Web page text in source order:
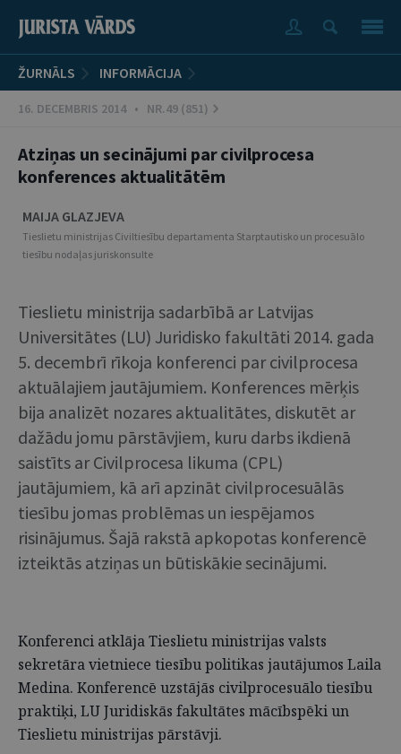
ŽURNĀLS INFORMĀCIJA
16. DECEMBRIS 2014 • NR.49 (851)
Atziņas un secinājumi par civilprocesa
konferences aktualitātēm
MAIJA GLAZJEVA
Tieslietu ministrijas Civiltiesību departamenta Starptautisko un procesuālo
tiesību nodaļas juriskonsulte
Tieslietu ministrija sadarbībā ar Latvijas
Universitātes (LU) Juridisko fakultāti 2014. gada
5. decembrī rīkoja konferenci par civilprocesa
aktuālajiem jautājumiem. Konferences mērķis
bija analizēt nozares aktualitātes, diskutēt ar
dažādu jomu pārstāvjiem, kuru darbs ikdienā
saistīts ar Civilprocesa likuma (CPL)
jautājumiem, kā arī apzināt civilprocesuālās
tiesību jomas problēmas un iespējamos
risinājumus. Šajā rakstā apkopotas konferencē
izteiktās atziņas un būtiskākie secinājumi.
Konferenci atklāja Tieslietu ministrijas valsts
sekretāra vietniece tiesību politikas jautājumos Laila
Medina. Konferencē uzstājās civilprocesuālo tiesību
praktiķi, LU Juridiskās fakultātes mācībspēki un
Tieslietu ministrijas pārstāvji.